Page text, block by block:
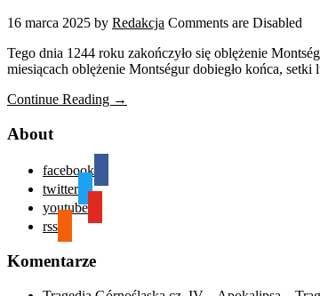
16 marca 2025 by Redakcja Comments are Disabled
Tego dnia 1244 roku zakończyło się oblężenie
miesiącach oblężenie Montségur dobiegło końca,
Continue Reading →
About
facebook
twitter
youtube
rss
Komentarze